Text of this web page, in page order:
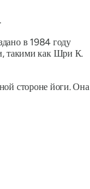
в 1984 году
такими как Шри К.
стороне йоги. Она